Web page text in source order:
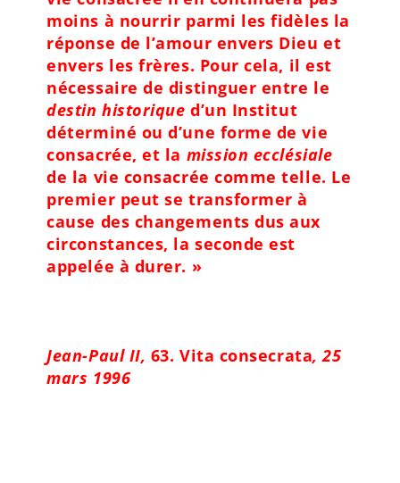
moins à nourrir parmi les fidèles la
réponse de l’amour envers Dieu et
envers les frères. Pour cela, il est
nécessaire de distinguer entre le
destin historique d’un Institut
déterminé ou d’une forme de vie
consacrée, et la mission ecclésiale
de la vie consacrée comme telle. Le
premier peut se transformer à
cause des changements dus aux
circonstances, la seconde est
appelée à durer. »
Jean-Paul II, 63. Vita consecrata, 25
mars 1996